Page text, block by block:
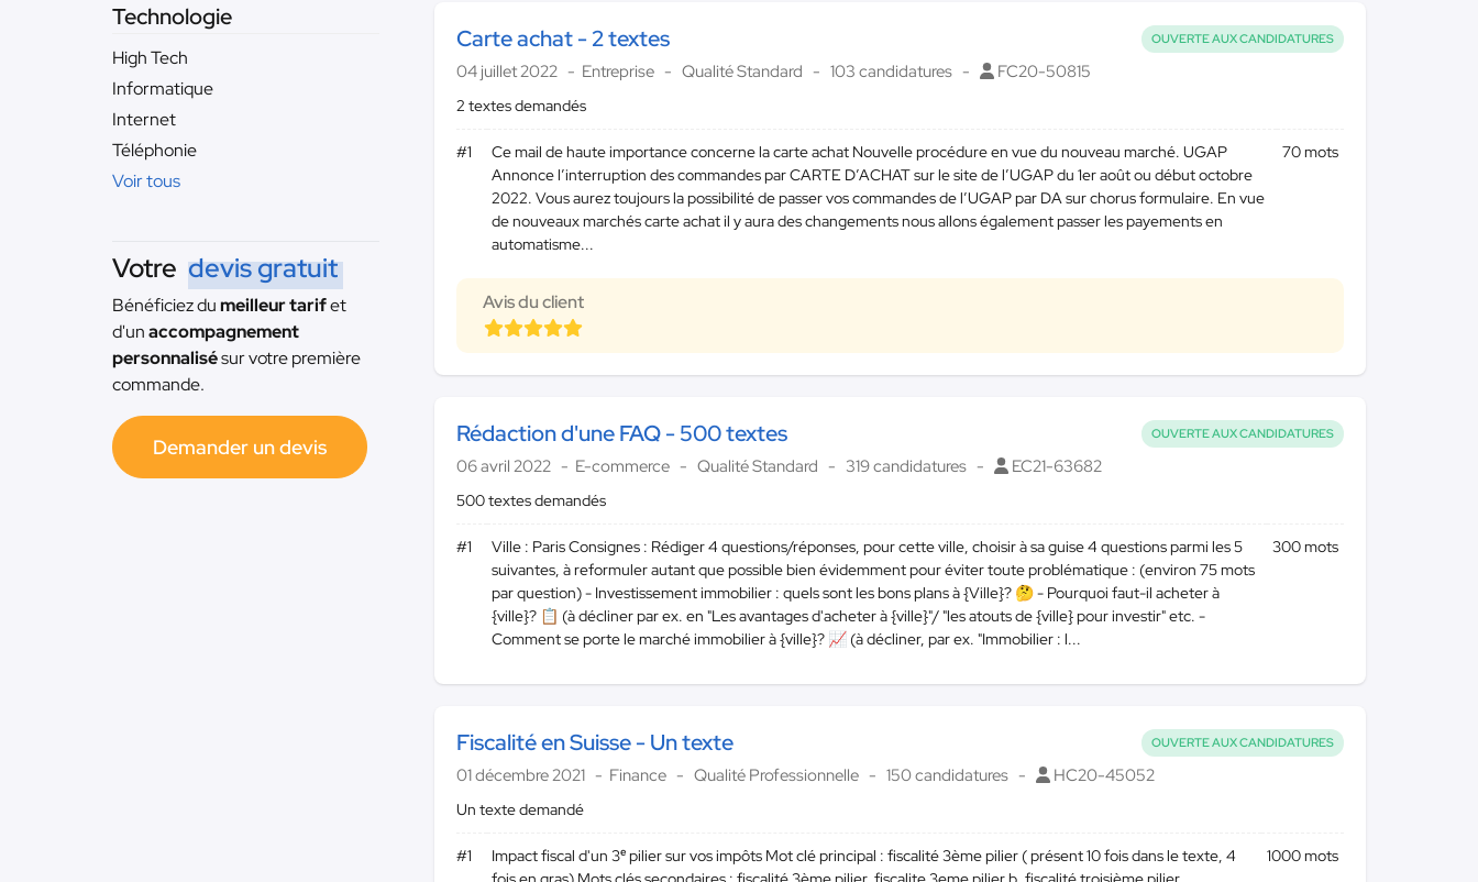
Technologie
High Tech
Informatique
Internet
Téléphonie
Voir tous
Votre devis gratuit
Bénéficiez dumeilleur tarifet
d'unaccompagnement
personnalisésur votre première
commande.
Demander un devis
OUVERTE AUX CANDIDATURES
Carte achat - 2 textes
04 juillet 2022 Entreprise Qualité Standard 103 candidatures FC20-50815
2 textes demandés
#1
Ce mail de haute importance concerne la carte achat Nouvelle procédure en vue du nouveau marché. UGAP
Annonce l’interruption des commandes par CARTE D’ACHAT sur le site de l’UGAP du 1er août ou début octobre
2022. Vous aurez toujours la possibilité de passer vos commandes de l’UGAP par DA sur chorus formulaire. En vue
de nouveaux marchés carte achat il y aura des changements nous allons également passer les payements en
automatisme...
70 mots
Avis du client
OUVERTE AUX CANDIDATURES
Rédaction d'une FAQ - 500 textes
06 avril 2022 E-commerce Qualité Standard 319 candidatures EC21-63682
500 textes demandés
#1
Ville : Paris Consignes : Rédiger 4 questions/réponses, pour cette ville, choisir à sa guise 4 questions parmi les 5
suivantes, à reformuler autant que possible bien évidemment pour éviter toute problématique : (environ 75 mots
par question) - Investissement immobilier : quels sont les bons plans à {Ville}? 🤔 - Pourquoi faut-il acheter à
{ville}? 📋 (à décliner par ex. en "Les avantages d'acheter à {ville}"/ "les atouts de {ville} pour investir" etc. -
Comment se porte le marché immobilier à {ville}? 📈 (à décliner, par ex. "Immobilier : l...
300 mots
OUVERTE AUX CANDIDATURES
Fiscalité en Suisse - Un texte
01 décembre 2021 Finance Qualité Professionnelle 150 candidatures HC20-45052
Un texte demandé
#1
Impact fiscal d'un 3ᵉ pilier sur vos impôts Mot clé principal : fiscalité 3ème pilier ( présent 10 fois dans le texte, 4
1000 mots